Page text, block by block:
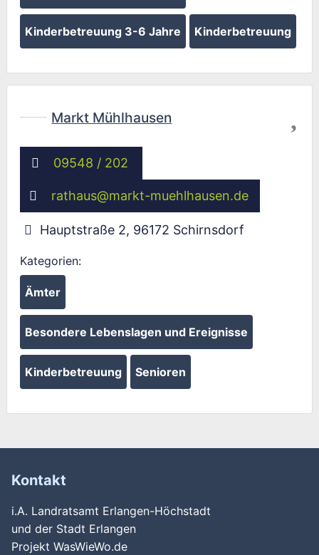
Kinderbetreuung 3-6 Jahre Kinderbetreuung
Markt Mühlhausen
09548 / 202
rathaus@markt-muehlhausen.de
Hauptstraße 2, 96172 Schirnsdorf
Kategorien:
Ämter
Besondere Lebenslagen und Ereignisse
Kinderbetreuung Senioren
Kontakt
i.A. Landratsamt Erlangen-Höchstadt
und der Stadt Erlangen
Projekt WasWieWo.de